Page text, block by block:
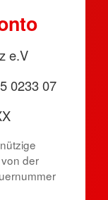
e.V
0233 07
der